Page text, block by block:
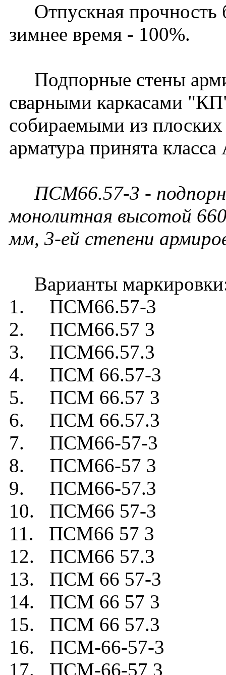
Отпускная прочность
зимнее время - 100%.
Подпорные стены
сварными каркасами
собираемыми из
арматура принята
ПСМ66.57-3 -
монолитная высотой
мм, 3-ей степени
Варианты
1. ПСМ66.57-3
2. ПСМ66.57 3
3. ПСМ66.57.3
4. ПСМ 66.57-3
5. ПСМ 66.57 3
6. ПСМ 66.57.3
7. ПСМ66-57-3
8. ПСМ66-57 3
9. ПСМ66-57.3
10. ПСМ66 57-3
11. ПСМ66 57 3
12. ПСМ66 57.3
13. ПСМ 66 57-3
14. ПСМ 66 57 3
15. ПСМ 66 57.3
16. ПСМ-66-57-3
17. ПСМ-66-57 3